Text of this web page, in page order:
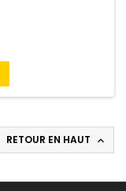
RETOUR EN HAUT 